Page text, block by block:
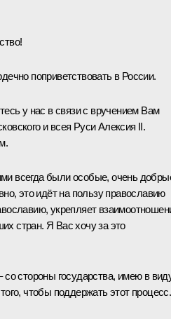
поприветствовать в России.
у нас в связи с вручением Вам
и всея Руси Алексия II.
всегда были особые, очень
это идёт на пользу православию
укрепляет
стран. Я Вас хочу за это
стороны государства, имею в
чтобы поддержать этот процесс.